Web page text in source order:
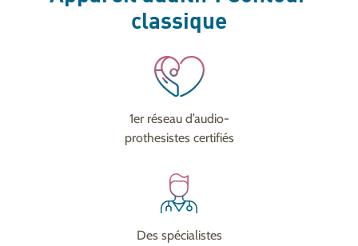
classique
1er réseau d’audio-
prothesistes certifiés
Des spécialistes